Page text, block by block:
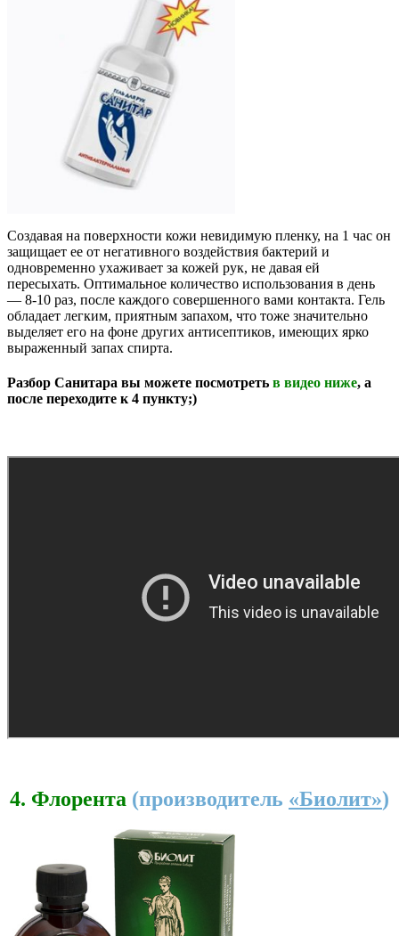
Создавая на поверхности кожи невидимую пленку, на 1 час он
защищает ее от негативного воздействия бактерий и
одновременно ухаживает за кожей рук, не давая ей
пересыхать. Оптимальное количество использования в день
— 8-10 раз, после каждого совершенного вами контакта. Гель
обладает легким, приятным запахом, что тоже значительно
выделяет его на фоне других антисептиков, имеющих ярко
выраженный запах спирта.
Разбор Санитара вы можете посмотреть в видео ниже, а
после переходите к 4 пункту;)
4. Флорента (производитель «Биолит»)